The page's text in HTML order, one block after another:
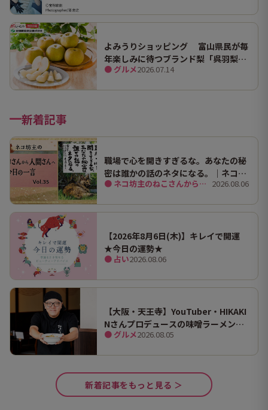
よみうりショッピング 富山県民が毎
年楽しみに待つブランド梨「呉羽梨
（幸水）」限定100箱を特別販売！
● グルメ2026.07.14
新着記事
職場で心を開きすぎるな。あなたの秘
密は誰かの話のネタになる。｜ネコ坊
主の今日の一言 Vol.35● ネコ坊主のねこさんから人間さんへ今日の一言 2026.08.06
【2026年8月6日(木)】キレイで開運
★今日の運勢★
● 占い2026.08.06
【大阪・天王寺】YouTuber・HIKAKI
Nさんプロデュースの味噌ラーメン
「みそきん」が味わえる実店舗が関西
● グルメ2026.08.05
新着記事をもっと見る ＞